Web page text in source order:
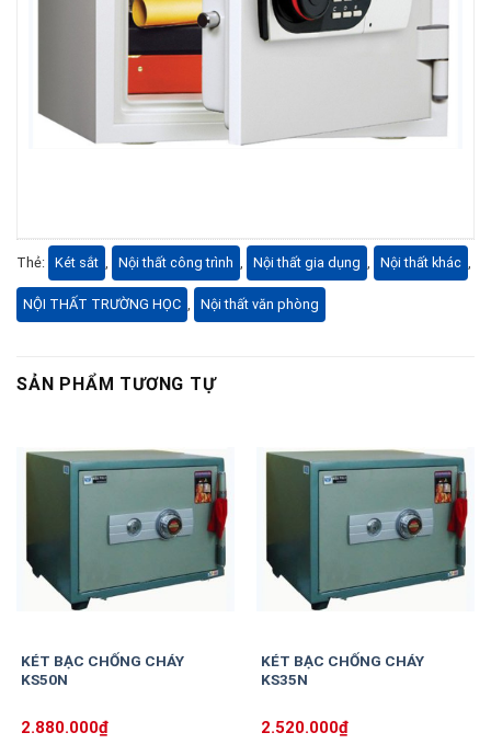
Thẻ: Két sắt Nội thất công trình Nội thất gia dụng Nội thất khác
NỘI THẤT TRƯỜNG HỌC Nội thất văn phòng
SẢN PHẨM TƯƠNG TỰ
KÉT BẠC CHỐNG CHÁY
KS50N
2.880.000₫
KÉT BẠC CHỐNG CHÁY
KS35N
2.520.000₫